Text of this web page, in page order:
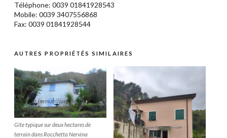
Téléphone: 0039 01841928543
Mobile: 0039 3407556868
Fax: 0039 01841928544
AUTRES PROPRIÉTÉS SIMILAIRES
Gîte typique sur deux hectares de
terrain dans Rocchetta Nervina